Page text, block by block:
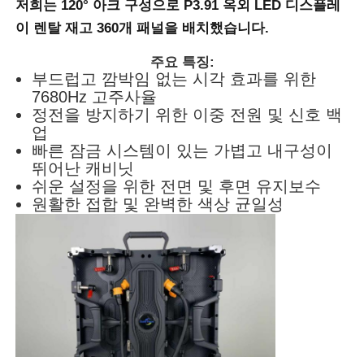
SMD LED 화면
야외 LED 디스플레이 보드
옥외 지도된 ​​게시판
저희는 120° 아크 구성으로 P3.91 옥외 LED 디스플레
이
렌탈 재고 360개 패널을 배치했습니다.
주요 특징:
부드럽고 깜박임 없는 시각 효과를 위한
7680Hz 고주사율
정전을 방지하기 위한 이중 전원 및 신호 백
업
빠른 잠금 시스템이 있는 가볍고 내구성이
뛰어난 캐비닛
쉬운 설정을 위한 전면 및 후면 유지보수
원활한 접합 및 완벽한 색상 균일성